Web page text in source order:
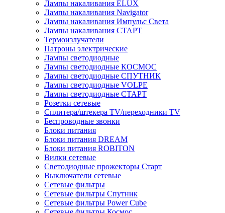
Лампы накаливания ELUX
Лампы накаливания Navigator
Лампы накаливания Импульс Света
Лампы накаливания СТАРТ
Термоизлучатели
Патроны электрические
Лампы светодиодные
Лампы светодиодные КОСМОС
Лампы светодиодные СПУТНИК
Лампы светодиодные VOLPE
Лампы светодиодные СТАРТ
Розетки сетевые
Cплитера/штекера TV/переходники TV
Беспроводные звонки
Блоки питания
Блоки питания DREAM
Блоки питания ROBITON
Вилки сетевые
Светодиодные прожекторы Старт
Выключатели сетевые
Сетевые фильтры
Сетевые фильтры Спутник
Сетевые фильтры Power Cube